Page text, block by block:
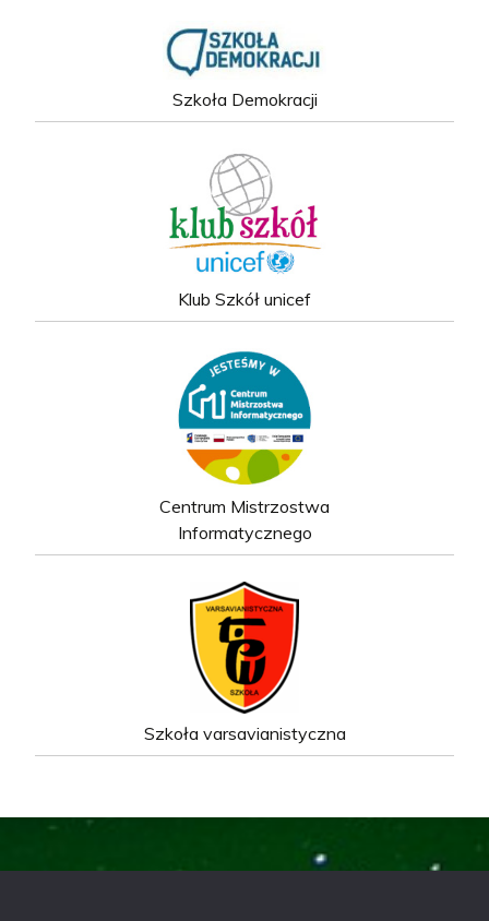
Szkoła Demokracji
Klub Szkół unicef
Centrum Mistrzostwa
Informatycznego
Szkoła varsavianistyczna